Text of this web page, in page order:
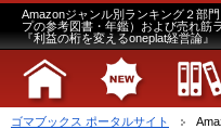
Amazonジャンル別ランキング２部
プの参考図書・年鑑）および売れ筋
『利益の桁を変えるoneplat経営
ゴマブックス ポータルサイト